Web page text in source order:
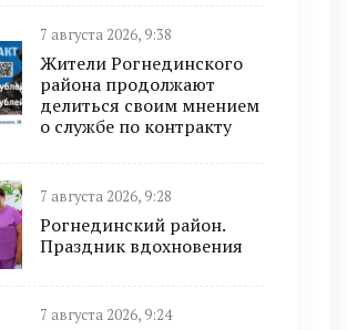
7 августа 2026, 9:38
Жители Рогнединского
района продолжают
делиться своим мнением
о службе по контракту
7 августа 2026, 9:28
Рогнединский район.
Праздник вдохновения
7 августа 2026, 9:24